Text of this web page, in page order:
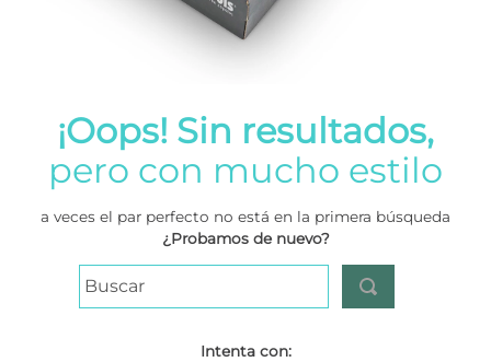
¡Oops! Sin resultados,
pero con mucho estilo
a veces el par perfecto no está en la primera búsqueda
¿Probamos de nuevo?
Intenta con: